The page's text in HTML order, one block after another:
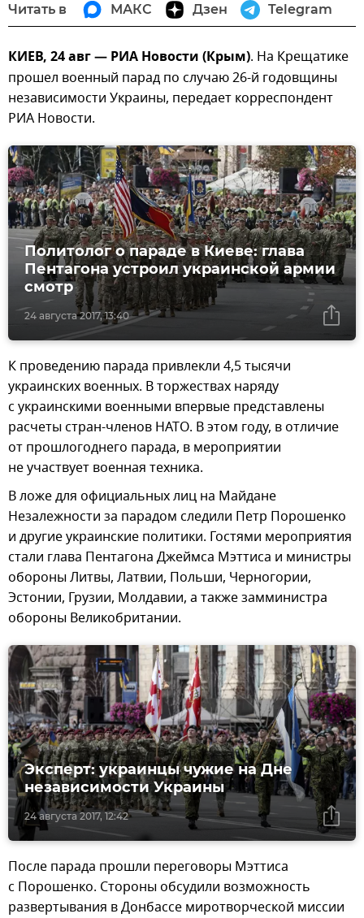
Читать в МАКС Дзен Telegram
КИЕВ, 24 авг — РИА Новости (Крым). На Крещатике
прошел военный парад по случаю 26-й годовщины
независимости Украины, передает корреспондент
РИА Новости.
24 августа 2017, 13:40
Политолог о параде в Киеве: глава
Пентагона устроил украинской армии
смотр
К проведению парада привлекли 4,5 тысячи
украинских военных. В торжествах наряду
с украинскими военными впервые представлены
расчеты стран-членов НАТО. В этом году, в отличие
от прошлогоднего парада, в мероприятии
не участвует военная техника.
В ложе для официальных лиц на Майдане
Незалежности за парадом следили Петр Порошенко
и другие украинские политики. Гостями мероприятия
стали глава Пентагона Джеймса Мэттиса и министры
обороны Литвы, Латвии, Польши, Черногории,
Эстонии, Грузии, Молдавии, а также замминистра
обороны Великобритании.
24 августа 2017, 12:42
Эксперт: украинцы чужие на Дне
независимости Украины
После парада прошли переговоры Мэттиса
с Порошенко. Стороны обсудили возможность
развертывания в Донбассе миротворческой миссии